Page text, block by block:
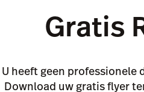
Gratis
U heeft geen professionele
Download uw gratis flyer